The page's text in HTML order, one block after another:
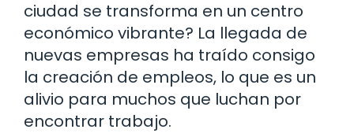
ciudad se transforma en un centro
económico vibrante? La llegada de
nuevas empresas ha traído consigo
la creación de empleos, lo que es un
alivio para muchos que luchan por
encontrar trabajo.